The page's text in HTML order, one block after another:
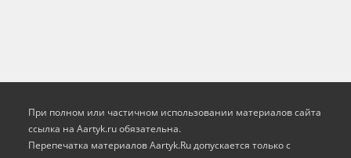
При полном или частичном использовании материалов сайта
ссылка на Aartyk.ru oбязательна.
Перепечатка материалов Aartyk.Ru допускается только с